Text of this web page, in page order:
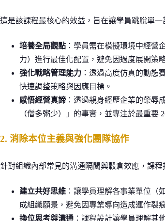
這是該課程最核心的效益，旨在讓學員跳脫單一
培養全局觀點 ：學員需在模擬環境中經營
力）進行最佳化配置，避免因過度展開策
強化戰略管理能力 ：透過高度仿真的動態
快速調整策略與因應目標。
感悟經營真諦 ：透過親身經歷企業的榮辱
（僧多粥少）」的事實，並專注於最重要
2. 消除本位主義與強化團隊協作
針對組織內部常見的溝通隔閡與穀倉效應，課程
建立共好思維 ：讓學員理解各事業單位（
成組織願景，避免因專業導向造成運作裂
換位思考與溝通 ：課程設計讓學員理解其